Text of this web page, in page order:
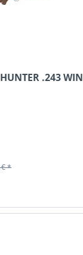
.243 WIN
€ *